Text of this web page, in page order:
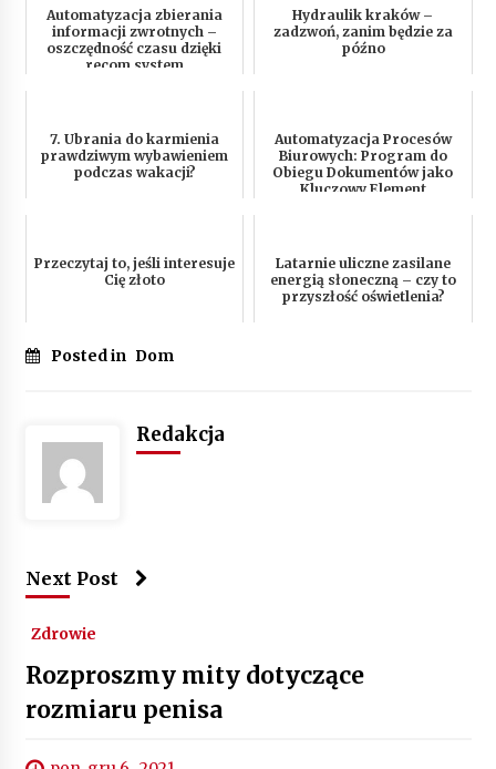
Automatyzacja zbierania
informacji zwrotnych –
oszczędność czasu dzięki
recom system
Hydraulik kraków –
zadzwoń, zanim będzie za
późno
7. Ubrania do karmienia
prawdziwym wybawieniem
podczas wakacji?
Automatyzacja Procesów
Biurowych: Program do
Obiegu Dokumentów jako
Kluczowy Element
Przeczytaj to, jeśli interesuje
Cię złoto
Latarnie uliczne zasilane
energią słoneczną – czy to
przyszłość oświetlenia?
Posted in Dom
Redakcja
Next Post
Zdrowie
Rozproszmy mity dotyczące
rozmiaru penisa